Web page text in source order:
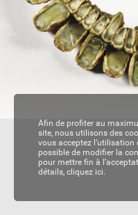
Afin de profiter au
site, nous utilisons des
vous acceptez l’utilisation
possible de modifier la
pour mettre fin à
détails, cliquez ici.